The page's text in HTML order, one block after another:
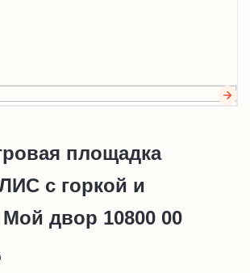
площадка
с горкой и
двор 10800 00